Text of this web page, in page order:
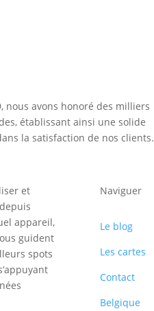
nous avons honoré des milliers
établissant ainsi une solide
la satisfaction de nos clients.
et
appareil,
guident
spots
Naviguer
Le blog
Les cartes
Contact
Belgique